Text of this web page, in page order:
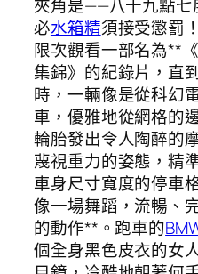
夾角是——八十九點七
必水箱精須接受懲罰
限次觀看一部名為**
集錦》的紀錄片，直
時，一輛像是從科幻
車，優雅地從網格的
輪胎發出令人陶醉的
蔑視重力的姿態，精
車身尺寸寬度的停車
像一場舞蹈，流暢、
的動作**。跑車的
個全身黑色皮衣的女